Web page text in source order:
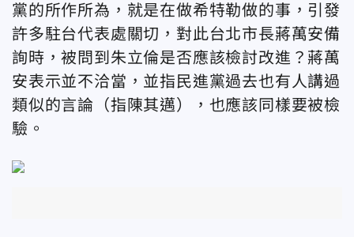
黨的所作所為，就是在做希特勒做的事，引發
許多駐台代表處關切，對此台北市長蔣萬安備
詢時，被問到 朱立倫是否應該檢討改進？蔣萬
安表示並不洽當，並指 民進黨過去也有人講過
類似的言論（指陳其邁），也應該同樣要被檢
驗。